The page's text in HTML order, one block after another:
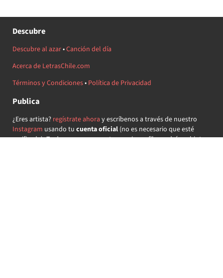
Descubre
Descubre al azar•Canción del día
Acerca de LetrasChile.com
Términos y Condiciones• Política de Privacidad
Publica
¿Eres artista? regístrate ahora y escríbenos a través de nuestro
Instagram usando tu cuenta oficial(no es necesario que esté
verificada) ¡Te daremos acceso a tu propio perfil y podrás subir tus